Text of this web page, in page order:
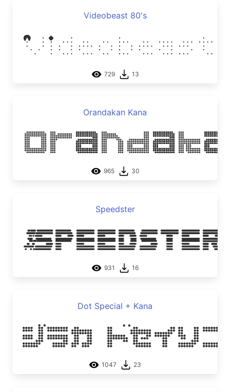
Videobeast 80's
Videobeast
729 13
Orandakan Kana
965 30
Speedster
Speedster
931 16
Dot Special + Kana
Dot
1047 23